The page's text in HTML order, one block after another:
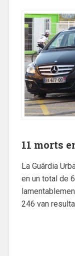
11 morts
La Guàrdia
en un total de
246 van